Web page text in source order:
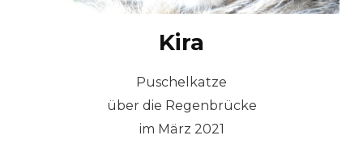
Kira
Puschelkatze
über die Regenbrücke
im März 2021